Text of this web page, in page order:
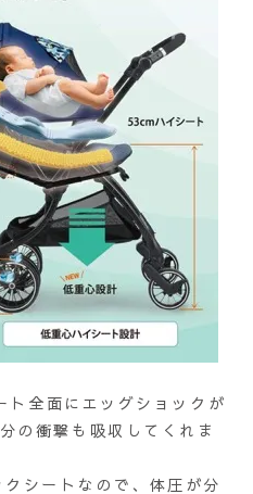
全面にエッグショックが
の衝撃も吸収してくれま
シートなので、体圧が分